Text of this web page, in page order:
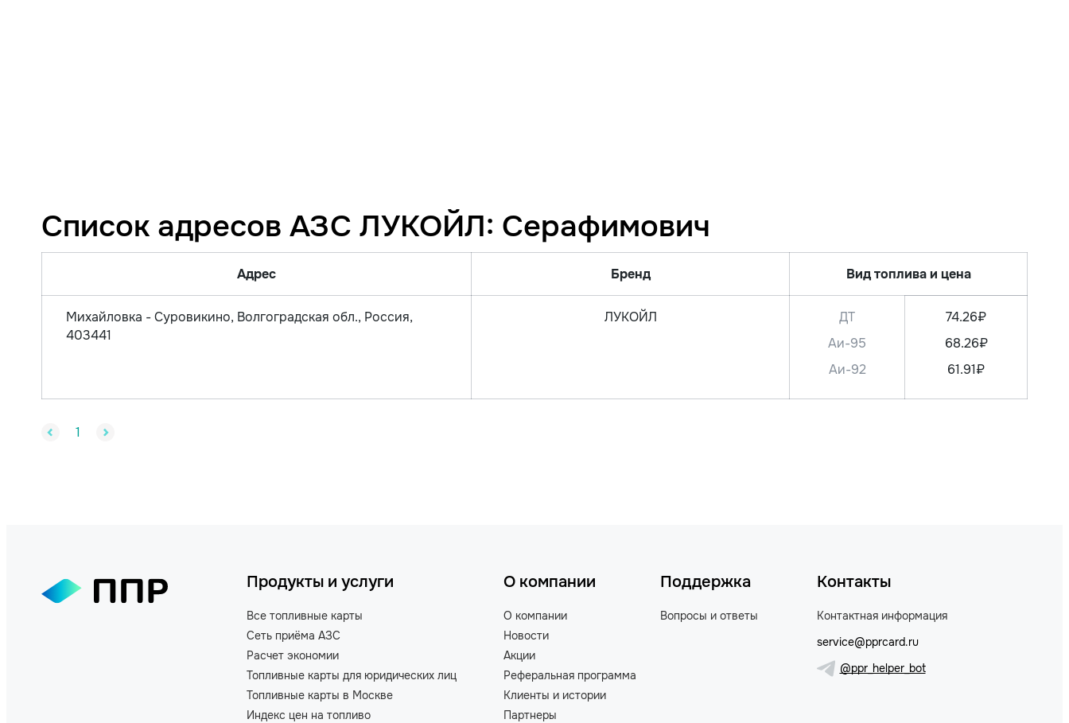
Список адресов АЗС ЛУКОЙЛ: Серафимович
Адрес Бренд Вид топлива и цена
Михайловка - Суровикино, Волгоградская обл., Россия,
403441
ЛУКОЙЛ
ДТ
Аи-95
Аи-92
74.26₽
68.26₽
61.91₽
1
Продукты и услуги
Все топливные карты
Сеть приёма АЗС
Расчет экономии
Топливные карты для юридических лиц
Топливные карты в Москве
Индекс цен на топливо
О компании
О компании
Новости
Акции
Реферальная программа
Клиенты и истории
Партнеры
Поддержка
Вопросы и ответы
Контакты
Контактная информация
service@pprcard.ru
@ppr_helper_bot